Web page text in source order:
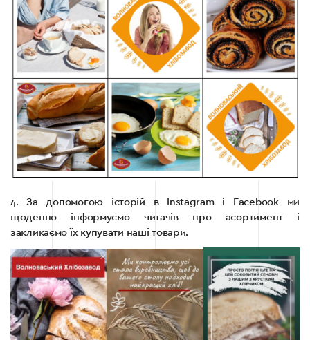
4. За допомогою історій в Іnstagram i Facebook ми
щоденно інформуємо читачів про асортимент і
закликаємо їх купувати наші товари.